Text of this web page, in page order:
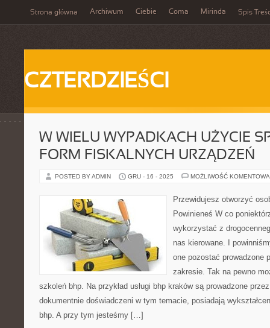
Strona główna Archiwum Ciebie Coma Mirinda Spis
CZTERDZIEŚCI
W WIELU WYPADKACH UŻYCIE
FORM FISKALNYCH URZĄDZEŃ
POSTED BY ADMIN GRU - 16 - 2025 MOŻLIWOŚĆ
Przewidujesz otworzyć
Powinieneś W co
wykorzystać z
nas kierowane. I
one pozostać prowadzone
zakresie. Tak na pewno
szkoleń bhp. Na przykład usługi bhp kraków są prowadzone
dokumentnie doświadczeni w tym temacie, posiadają
bhp. A przy tym jesteśmy […]